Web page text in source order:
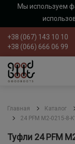
Мы используем
+38 (067) 143 10 10
+38 (066) 666 06 99
Главная Каталог
24 PFM M2-0215-8-
Туфли 24 PFM